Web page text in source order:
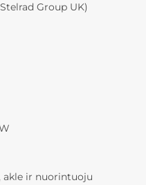
Group UK)
akle ir nuorintuoju